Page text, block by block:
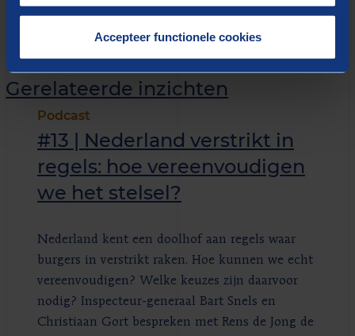
Accepteer functionele cookies
Gerelateerde inzichten
Podcast
#13 | Nederland verstrikt in
regels: hoe vereenvoudigen
we het stelsel?
Nederland kent een doolhof aan regels waar
burgers in verstrikt raken. Hoe kunnen we echt
vereenvoudigen? Welke keuzes zijn daarvoor
nodig? Inspecteur-generaal Bart Snels en
Christiaan Gort bespreken met Rens de Jong de